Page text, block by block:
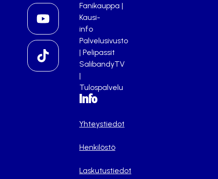
Fanikauppa |
Kausi-
info
Palvelusivusto
| Pelipassit
SalibandyTV
|
Tulospalvelu
Info
Yhteystiedot
Henkilöstö
Laskutustiedot